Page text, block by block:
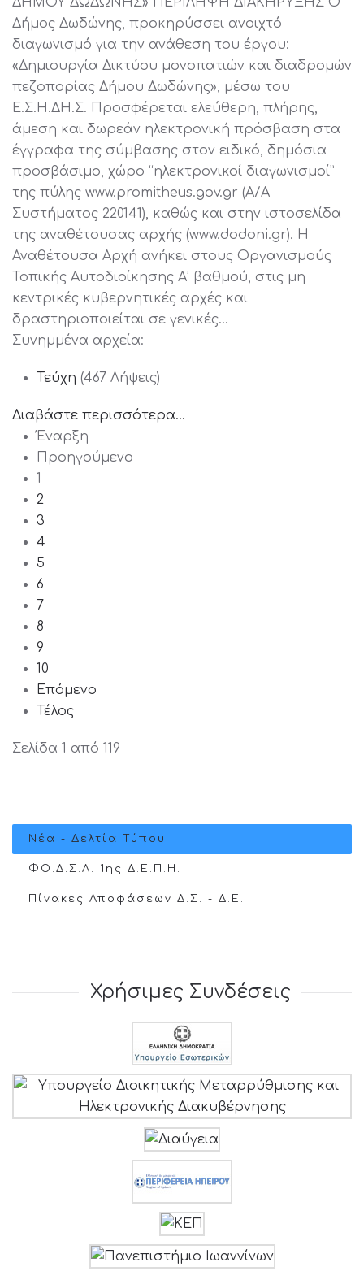
Δήμος Δωδώνης, προκηρύσσει ανοιχτό
διαγωνισμό για την ανάθεση του έργου:
«Δημιουργία Δικτύου μονοπατιών και διαδρομών
πεζοπορίας Δήμου Δωδώνης», μέσω του
Ε.Σ.Η.ΔΗ.Σ. Προσφέρεται ελεύθερη, πλήρης,
άμεση και δωρεάν ηλεκτρονική πρόσβαση στα
έγγραφα της σύμβασης στον ειδικό, δημόσια
προσβάσιμο, χώρο “ηλεκτρονικοί διαγωνισμοί”
της πύλης www.promitheus.gov.gr (Α/Α
Συστήματος 220141), καθώς και στην ιστοσελίδα
της αναθέτουσας αρχής (www.dodoni.gr). Η
Αναθέτουσα Αρχή ανήκει στους Οργανισμούς
Τοπικής Αυτοδιοίκησης Α’ βαθμού, στις μη
κεντρικές κυβερνητικές αρχές και
δραστηριοποιείται σε γενικές…
Συνημμένα αρχεία:
Τεύχη (467 Λήψεις)
Διαβάστε περισσότερα...
Έναρξη
Προηγούμενο
1
2
3
4
5
6
7
8
9
10
Επόμενο
Τέλος
Σελίδα 1 από 119
Νέα - Δελτία Τύπου
ΦΟ.Δ.Σ.Α. 1ης Δ.Ε.Π.Η.
Πίνακες Αποφάσεων Δ.Σ. - Δ.Ε.
Χρήσιμες Συνδέσεις